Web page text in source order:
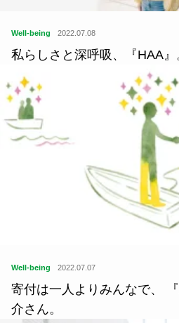
Well-being 2022.07.08
私らしさと深呼吸、『HAA』
Well-being 2022.07.07
寄付は一人よりみんなで、
介さん。